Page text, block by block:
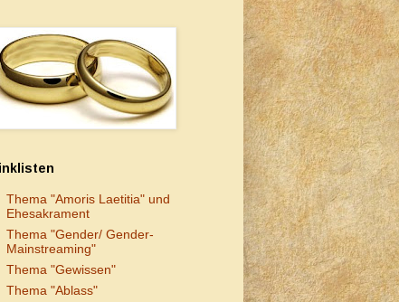
Thema "Amoris Laetitia" und
Ehesakrament
Thema "Gender/ Gender-
Mainstreaming"
Thema "Gewissen"
Thema "Ablass"